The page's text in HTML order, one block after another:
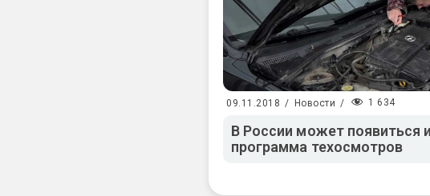
09.11.2018 / Новости / 1 634
В России может появиться
программа техосмотров